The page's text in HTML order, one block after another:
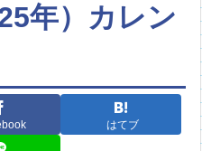
年）カレン
はてブ